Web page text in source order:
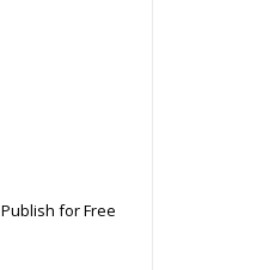
Publish for Free